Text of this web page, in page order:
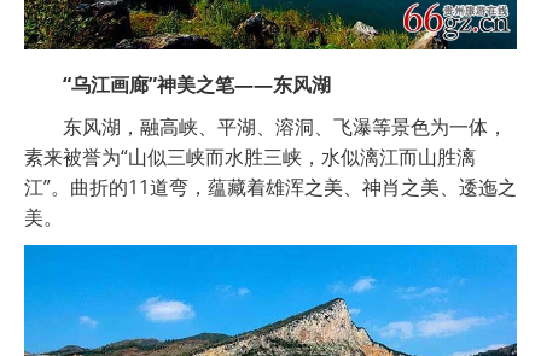
“乌江画廊”神美之笔——东风湖
东风湖，融高峡、平湖、溶洞、飞瀑等景色为一体，
素来被誉为“山似三峡而水胜三峡，水似漓江而山胜漓
江”。曲折的11道弯，蕴藏着雄浑之美、神肖之美、逶迤之
美。